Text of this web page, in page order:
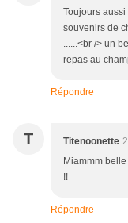
Toujours aussi
souvenirs de
......<br /> un
repas au
Répondre
T Titenoonette
Miammm
!!
Répondre